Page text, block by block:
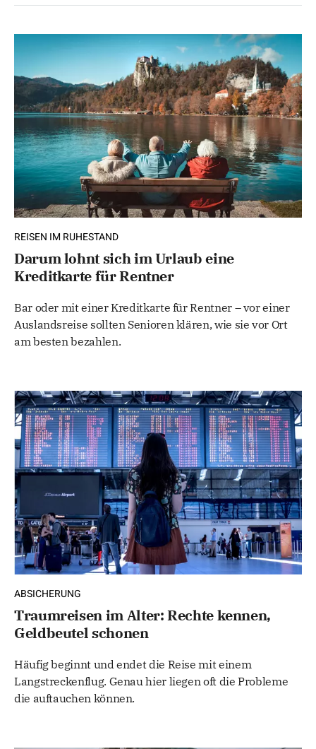
REISEN IM RUHESTAND
Darum lohnt sich im Urlaub eine
Kreditkarte für Rentner
Bar oder mit einer Kreditkarte für Rentner – vor einer
Auslandsreise sollten Senioren klären, wie sie vor Ort
am besten bezahlen.
ABSICHERUNG
Traumreisen im Alter: Rechte kennen,
Geldbeutel schonen
Häufig beginnt und endet die Reise mit einem
Langstreckenflug. Genau hier liegen oft die Probleme
die auftauchen können.